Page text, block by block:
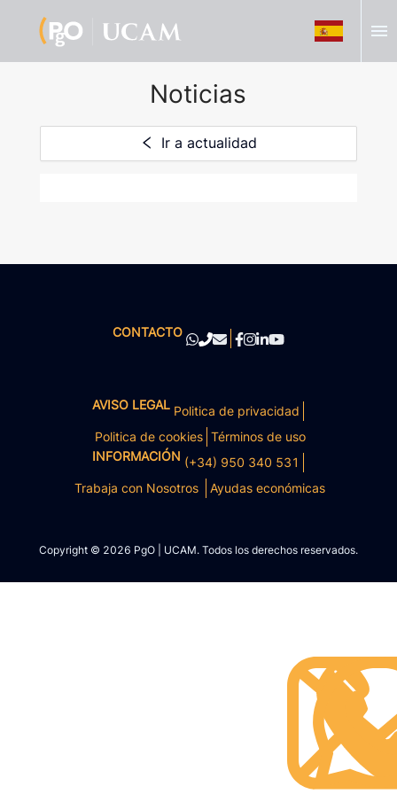
menu
Noticias
Ir a actualidad
CONTACTO
AVISO LEGAL Politica de privacidad
Politica de cookies Términos de uso
INFORMACIÓN (+34) 950 340 531
Trabaja con Nosotros
Ayudas económicas
Copyright © 2026 PgO | UCAM. Todos los derechos reservados.